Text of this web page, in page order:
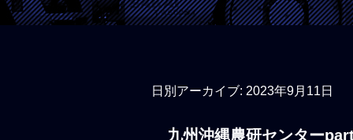
日別アーカイブ: 2023年9月11日
九州沖縄農研センター